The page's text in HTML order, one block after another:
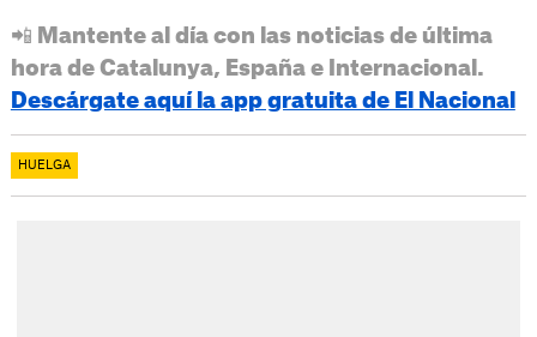
📲 Mantente al día con las noticias de última
hora de Catalunya, España e Internacional.
Descárgate aquí la app gratuita de El Nacional
HUELGA